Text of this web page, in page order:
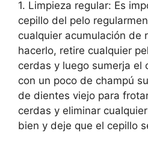
1. Limpieza regular: Es
cepillo del pelo
cualquier acumulación de
hacerlo, retire cualquier
cerdas y luego sumerja el
con un poco de champú
de dientes viejo para
cerdas y eliminar
bien y deje que el cepillo